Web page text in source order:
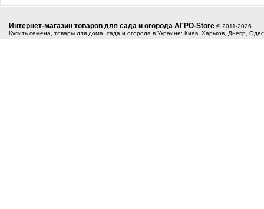
Интернет-магазин товаров для сада и огорода АГРО-Store © 2011-2026
Купить семена, товары для дома, сада и огорода в Украине: Киев, Харьков, Днепр,